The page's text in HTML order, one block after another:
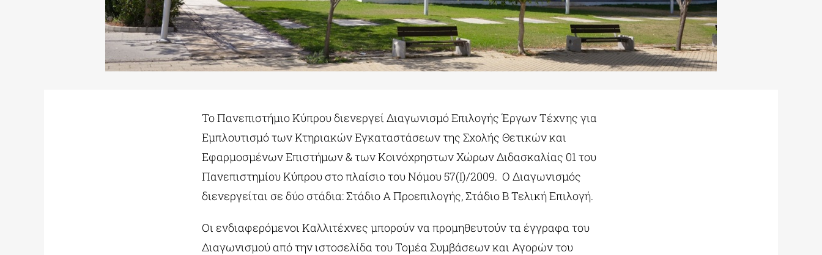
Το Πανεπιστήμιο Κύπρου διενεργεί Διαγωνισμό Επιλογής Έργων Τέχνης για
Εμπλουτισμό των Κτηριακών Εγκαταστάσεων της Σχολής Θετικών και
Εφαρμοσμένων Επιστήμων & των Κοινόχρηστων Χώρων Διδασκαλίας 01 του
Πανεπιστημίου Κύπρου στο πλαίσιο του Νόμου 57(Ι)/2009. Ο Διαγωνισμός
διενεργείται σε δύο στάδια: Στάδιο Α Προεπιλογής, Στάδιο Β Τελική Επιλογή.
Οι ενδιαφερόμενοι Καλλιτέχνες μπορούν να προμηθευτούν τα έγγραφα του
Διαγωνισμού από την ιστοσελίδα του Τομέα Συμβάσεων και Αγορών του